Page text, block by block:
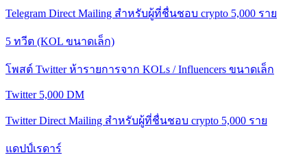
Telegram Direct Mailing สำหรับผู้ที่ชื่นชอบ crypto 5,000 ราย
5 ทวีต (KOL ขนาดเล็ก)
โพสต์ Twitter ห้ารายการจาก KOLs / Influencers ขนาดเล็ก
Twitter 5,000 DM
Twitter Direct Mailing สำหรับผู้ที่ชื่นชอบ crypto 5,000 ราย
แดปป์เรดาร์